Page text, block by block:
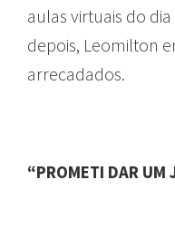
aulas virtuais do
depois, Leomilton
arrecadados.
“PROMETI DAR UM